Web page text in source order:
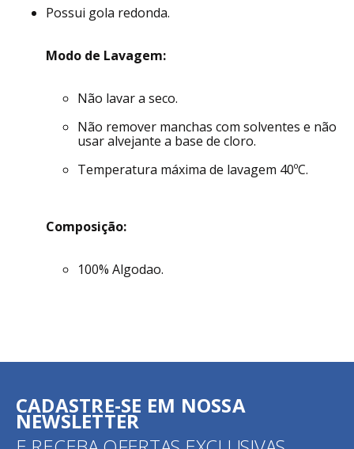
Produzida em meia malha de algodão, um tecido l
macio.
Modo de Lavagem:
Não lavar a seco.
Temperatura máxima de lavagem 40ºC.